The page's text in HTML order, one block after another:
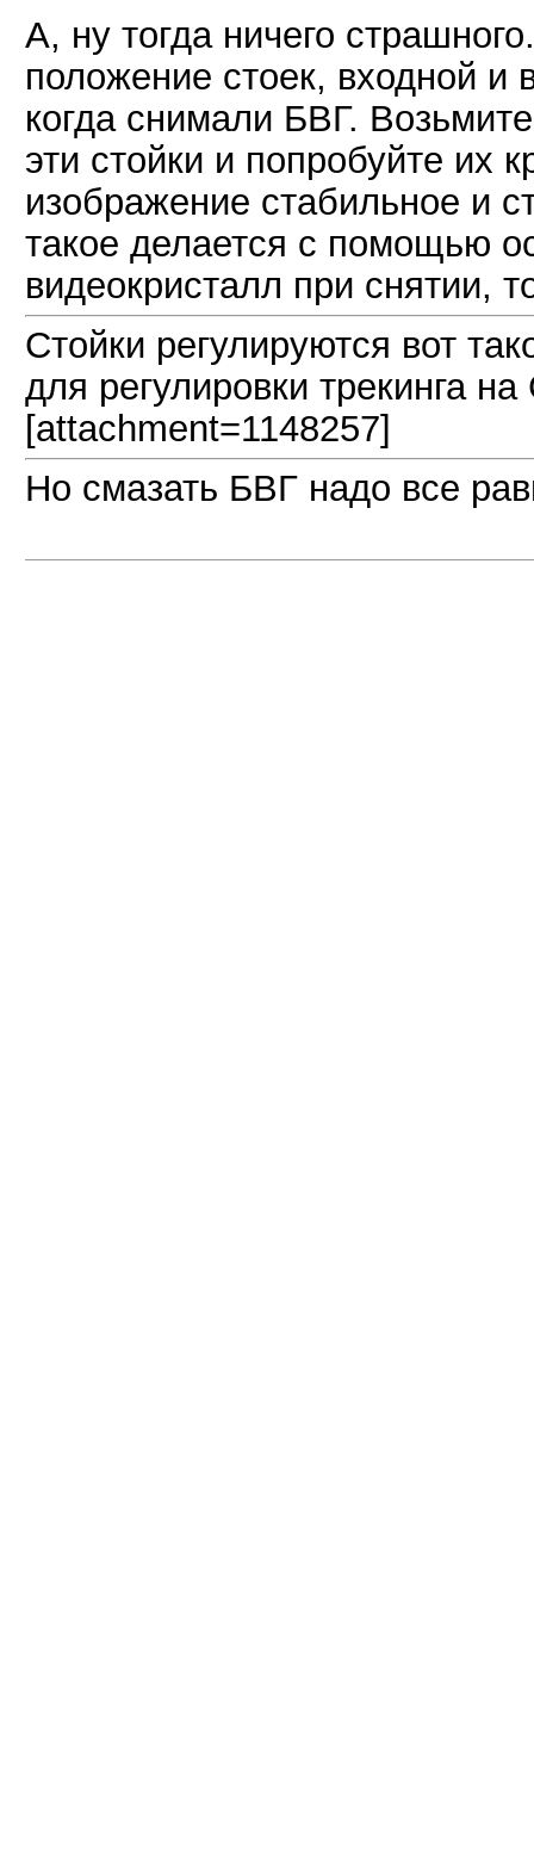
А, ну тогда ничего
положение стоек, входной
когда снимали БВГ.
эти стойки и попробуйте их
изображение стабильное и
такое делается с помощью
видеокристалл при снятии,
Стойки регулируются вот
для регулировки трекинга
[attachment=1148257]
Но смазать БВГ надо все